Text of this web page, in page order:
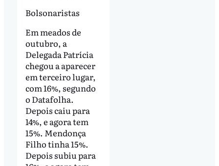
Bolsonaristas
Em meados de
outubro, a
Delegada Patrícia
chegou a aparecer
em terceiro lugar,
com 16%, segundo
o Datafolha.
Depois caiu para
14%, e agora tem
15%. Mendonça
Filho tinha 15%.
Depois subiu para